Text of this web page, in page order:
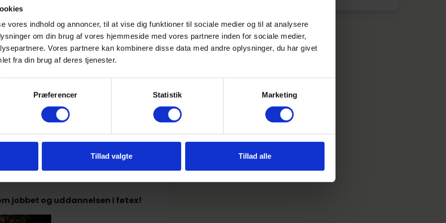
vores indhold og annoncer, til at vise dig funktioner til sociale medier og til at analysere
om din brug af vores hjemmeside med vores partnere inden for sociale medier,
Vores partnere kan kombinere disse data med andre oplysninger, du har givet
fra din brug af deres tjenester.
Præferencer Statistik Marketing
Tillad valgte Tillad alle
at kundens afsluttende oplevelse ved
muligt. I kundeservice er det vores
hurtigst muligt for løst deres
er et knudepunkt for kunder såvel
håndtering går denne vej igennem
evner.
Bagerudsalget er sprængfyldt
medarbejdere sørger for
kunderne inspireres. Derudover
et indbydende sted at handle. Sidst,
kundeoplevelse med god
jobbet og uddannelsen i føtex!